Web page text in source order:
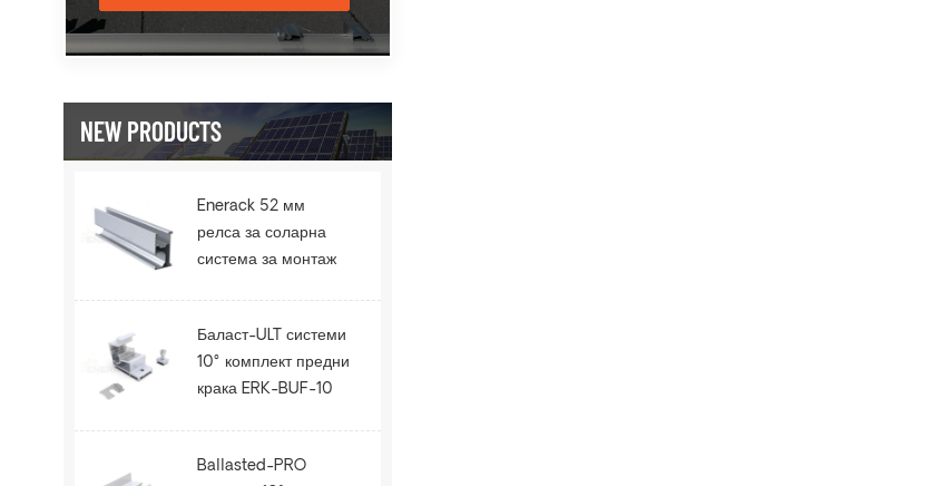
NEW PRODUCTS
Enerack 52 мм
релса за соларна
система за монтаж
Баласт-ULT системи
10° комплект предни
крака ERK-BUF-10
Ballasted-PRO